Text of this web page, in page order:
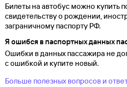
Билеты на автобус можно купить
свидетельству о рождении,
заграничному паспорту РФ.
Я ошибся в паспортных данных
Ошибки в данных пассажира не
с ошибкой и купите новый.
Больше полезных вопросов и